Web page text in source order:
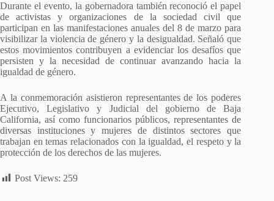
Durante el evento, la gobernadora también reconoció el papel
de activistas y organizaciones de la sociedad civil que
participan en las manifestaciones anuales del 8 de marzo para
visibilizar la violencia de género y la desigualdad. Señaló que
estos movimientos contribuyen a evidenciar los desafíos que
persisten y la necesidad de continuar avanzando hacia la
igualdad de género.
A la conmemoración asistieron representantes de los poderes
Ejecutivo, Legislativo y Judicial del gobierno de Baja
California, así como funcionarios públicos, representantes de
diversas instituciones y mujeres de distintos sectores que
trabajan en temas relacionados con la igualdad, el respeto y la
protección de los derechos de las mujeres.
Post Views: 259